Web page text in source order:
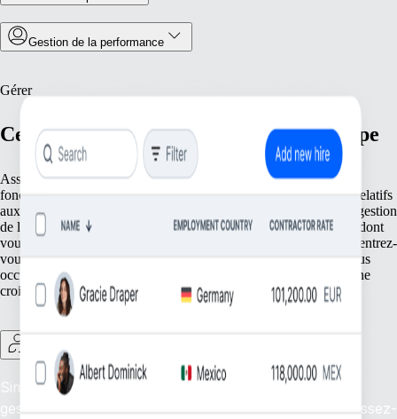
Gestion de la performance
Gérer
Centralisez les opérations de votre équipe
Assurez une gestion efficace avec des outils qui rationalisent les
fonctionnalités essentielles de votre équipe. Des registres précis relatifs
aux informations de vos employés au suivi des présences et à la gestion
de la conformité avec le droit local, nous vous apportons tout ce dont
vous avez besoin pour la bonne marche de vos opérations. Concentrez-
vous sur l’essentiel : votre personnel. Pendant ce temps, nous nous
occupons des tâches fondamentales pour votre entreprise en pleine
croissance.
Gestion des freelances
Simplifiez la supervision des freelances : assurez une
gestion efficace de vos freelances mondiaux et fournissez-